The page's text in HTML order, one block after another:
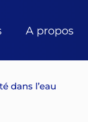
A propos
dans l’eau